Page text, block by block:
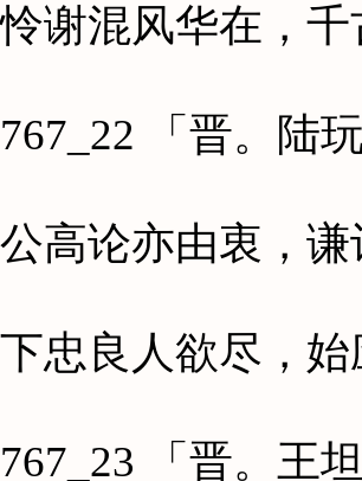
混风华在，千
「晋。陆
论亦由衷，谦
良人欲尽，始
「晋。王坦